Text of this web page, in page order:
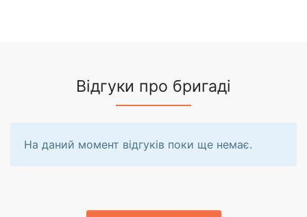
Відгуки про бригаді
На даний момент відгуків поки ще немає.